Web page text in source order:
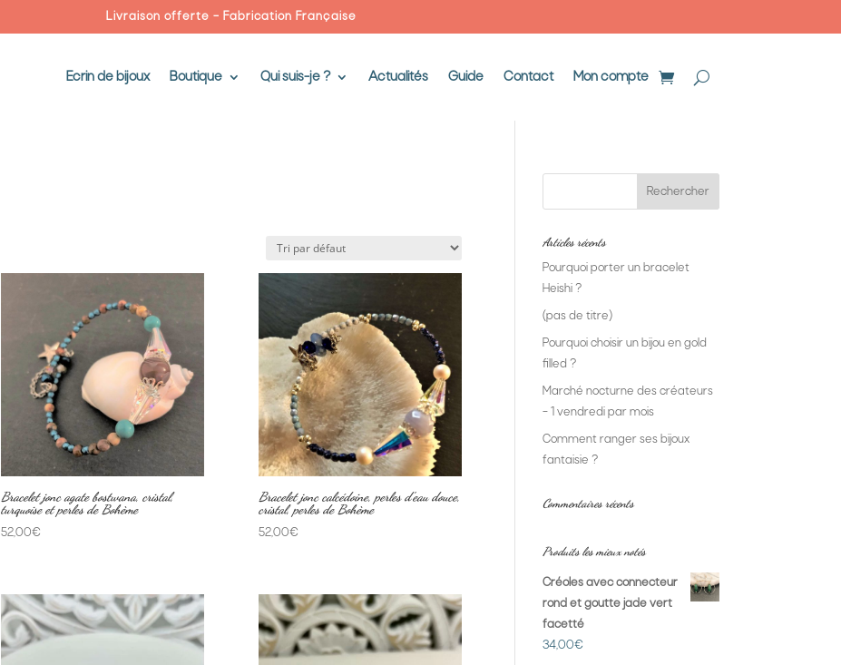
Livraison offerte – Fabrication Française
Ecrin de bijoux Boutique Qui suis-je ? Actualités Guide Contact Mon compte
Bracelet jonc agate bostwana, cristal,
turquoise et perles de Bohème
52,00€
Bracelet jonc calcédoine, perles d’eau douce,
cristal, perles de Bohème
52,00€
Articles récents
Pourquoi porter un bracelet
Heishi ?
(pas de titre)
Pourquoi choisir un bijou en gold
filled ?
Marché nocturne des créateurs
– 1 vendredi par mois
Comment ranger ses bijoux
fantaisie ?
Commentaires récents
Produits les mieux notés
Créoles avec connecteur
rond et goutte jade vert
facetté
34,00€